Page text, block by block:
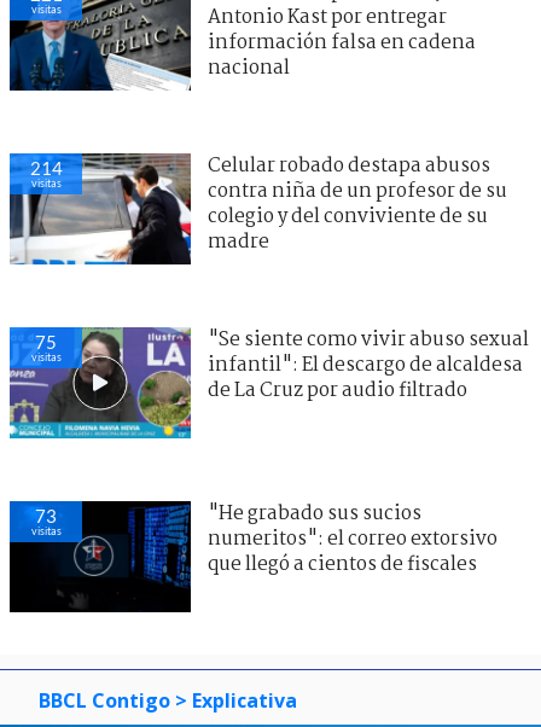
visitas
Antonio Kast por entregar
información falsa en cadena
nacional
214
visitas
Celular robado destapa abusos
contra niña de un profesor de su
colegio y del conviviente de su
madre
75
visitas
"Se siente como vivir abuso sexual
infantil": El descargo de alcaldesa
de La Cruz por audio filtrado
73
visitas
"He grabado sus sucios
numeritos": el correo extorsivo
que llegó a cientos de fiscales
BBCL Contigo > Explicativa